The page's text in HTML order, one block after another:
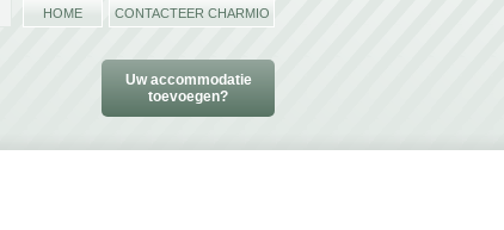
Uw accommodatie
toevoegen?
HOME CONTACTEER CHARMIO